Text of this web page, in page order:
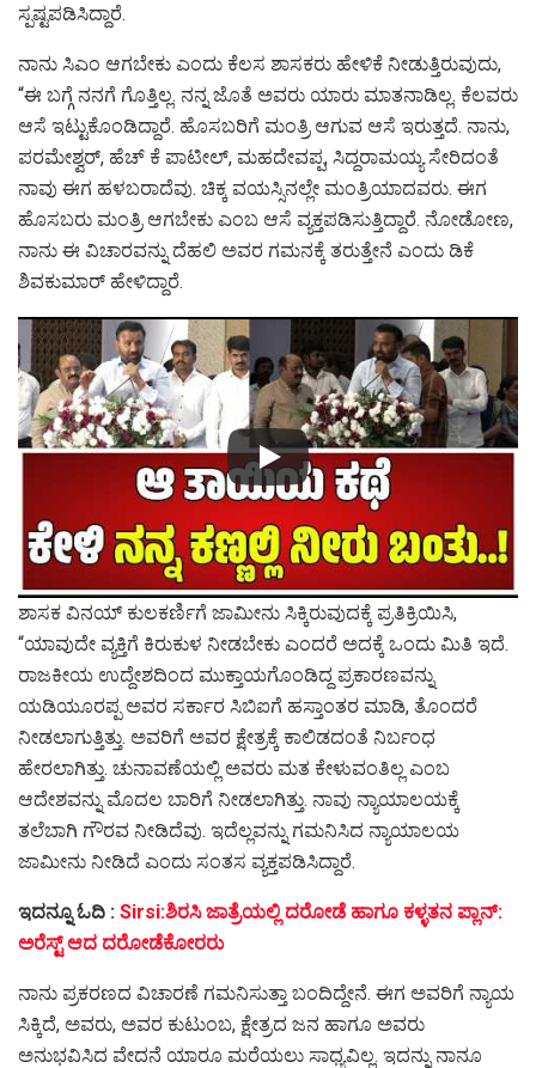
ಸ್ಪಷ್ಟಪಡಿಸಿದ್ದಾರೆ.
ನಾನು ಸಿಎಂ ಆಗಬೇಕು ಎಂದು ಕೆಲಸ ಶಾಸಕರು ಹೇಳಿಕೆ ನೀಡುತ್ತಿರುವುದು,
“ಈ ಬಗ್ಗೆ ನನಗೆ ಗೊತ್ತಿಲ್ಲ. ನನ್ನ ಜೊತೆ ಅವರು ಯಾರು ಮಾತನಾಡಿಲ್ಲ. ಕೆಲವರು
ಆಸೆ ಇಟ್ಟುಕೊಂಡಿದ್ದಾರೆ. ಹೊಸಬರಿಗೆ ಮಂತ್ರಿ ಆಗುವ ಆಸೆ ಇರುತ್ತದೆ. ನಾನು,
ಪರಮೇಶ್ವರ್, ಹೆಚ್ ಕೆ ಪಾಟೀಲ್, ಮಹದೇವಪ್ಪ, ಸಿದ್ದರಾಮಯ್ಯ ಸೇರಿದಂತೆ
ನಾವು ಈಗ ಹಳಬರಾದೆವು. ಚಿಕ್ಕ ವಯಸ್ಸಿನಲ್ಲೇ ಮಂತ್ರಿಯಾದವರು. ಈಗ
ಹೊಸಬರು ಮಂತ್ರಿ ಆಗಬೇಕು ಎಂಬ ಆಸೆ ವ್ಯಕ್ತಪಡಿಸುತ್ತಿದ್ದಾರೆ. ನೋಡೋಣ,
ನಾನು ಈ ವಿಚಾರವನ್ನು ದೆಹಲಿ ಅವರ ಗಮನಕ್ಕೆ ತರುತ್ತೇನೆ ಎಂದು ಡಿಕೆ
ಶಿವಕುಮಾರ್‌ ಹೇಳಿದ್ದಾರೆ.
ಶಾಸಕ ವಿನಯ್ ಕುಲಕರ್ಣಿಗೆ ಜಾಮೀನು ಸಿಕ್ಕಿರುವುದಕ್ಕೆ ಪ್ರತಿಕ್ರಿಯಿಸಿ,
“ಯಾವುದೇ ವ್ಯಕ್ತಿಗೆ ಕಿರುಕುಳ ನೀಡಬೇಕು ಎಂದರೆ ಅದಕ್ಕೆ ಒಂದು ಮಿತಿ ಇದೆ.
ರಾಜಕೀಯ ಉದ್ದೇಶದಿಂದ ಮುಕ್ತಾಯಗೊಂಡಿದ್ದ ಪ್ರಕಾರಣವನ್ನು
ಯಡಿಯೂರಪ್ಪ ಅವರ ಸರ್ಕಾರ ಸಿಬಿಐಗೆ ಹಸ್ತಾಂತರ ಮಾಡಿ, ತೊಂದರೆ
ನೀಡಲಾಗುತ್ತಿತ್ತು. ಅವರಿಗೆ ಅವರ ಕ್ಷೇತ್ರಕ್ಕೆ ಕಾಲಿಡದಂತೆ ನಿರ್ಬಂಧ
ಹೇರಲಾಗಿತ್ತು. ಚುನಾವಣೆಯಲ್ಲಿ ಅವರು ಮತ ಕೇಳುವಂತಿಲ್ಲ ಎಂಬ
ಆದೇಶವನ್ನು ಮೊದಲ ಬಾರಿಗೆ ನೀಡಲಾಗಿತ್ತು. ನಾವು ನ್ಯಾಯಾಲಯಕ್ಕೆ
ತಲೆಬಾಗಿ ಗೌರವ ನೀಡಿದೆವು. ಇದೆಲ್ಲವನ್ನು ಗಮನಿಸಿದ ನ್ಯಾಯಾಲಯ
ಜಾಮೀನು ನೀಡಿದೆ ಎಂದು ಸಂತಸ ವ್ಯಕ್ತಪಡಿಸಿದ್ದಾರೆ.
ಇದನ್ನೂ ಓದಿ : Sirsi:ಶಿರಸಿ ಜಾತ್ರೆಯಲ್ಲಿ ದರೋಡೆ ಹಾಗೂ ಕಳ್ಳತನ ಪ್ಲಾನ್:
ಅರೆಸ್ಟ್ ಆದ ದರೋಡೆಕೋರರು
ನಾನು ಪ್ರಕರಣದ ವಿಚಾರಣೆ ಗಮನಿಸುತ್ತಾ ಬಂದಿದ್ದೇನೆ. ಈಗ ಅವರಿಗೆ ನ್ಯಾಯ
ಸಿಕ್ಕಿದೆ, ಅವರು, ಅವರ ಕುಟುಂಬ, ಕ್ಷೇತ್ರದ ಜನ ಹಾಗೂ ಅವರು
ಅನುಭವಿಸಿದ ವೇದನೆ ಯಾರೂ ಮರೆಯಲು ಸಾಧ್ಯವಿಲ್ಲ. ಇದನ್ನು ನಾನೂ